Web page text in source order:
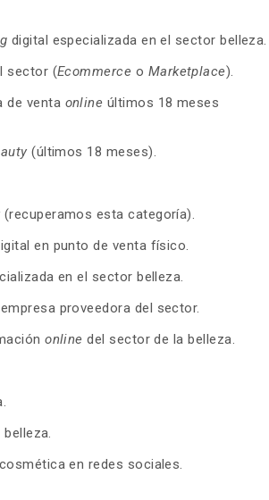
digital especializada en el sector belleza.
sector (Ecommerce o Marketplace).
de venta online últimos 18 meses
(últimos 18 meses).
(recuperamos esta categoría).
en punto de venta físico.
en el sector belleza.
proveedora del sector.
onlinedel sector de la belleza.
en redes sociales.